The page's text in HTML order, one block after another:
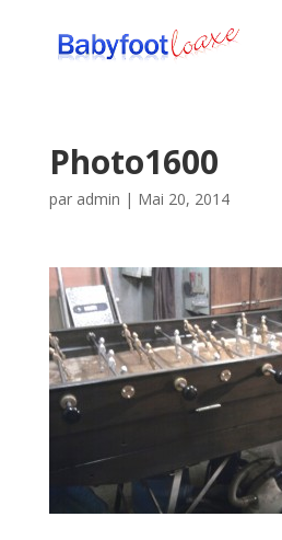
Photo1600
par admin | Mai 20, 2014